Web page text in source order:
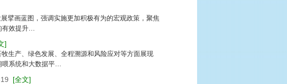
擘画蓝图，强调实施更加积极有为的宏观政策，聚焦
有效提升…
]
生产、绿色发展、全程溯源和风险应对等方面展现
喂系统和大数据平…
[全文]